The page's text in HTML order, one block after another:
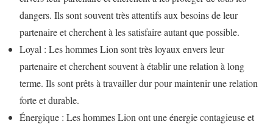
dangers. Ils sont souvent très attentifs aux besoins de leur
partenaire et cherchent à les satisfaire autant que possible.
Loyal : Les hommes Lion sont très loyaux envers leur
partenaire et cherchent souvent à établir une relation à long
terme. Ils sont prêts à travailler dur pour maintenir une relation
forte et durable.
Énergique : Les hommes Lion ont une énergie contagieuse et